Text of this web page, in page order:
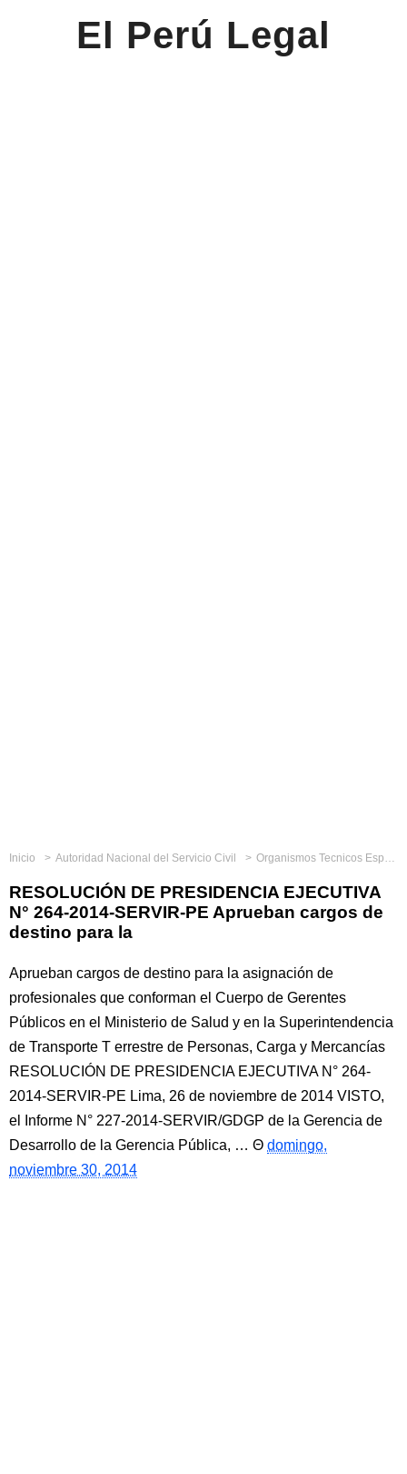
El Perú Legal
Inicio Autoridad Nacional del Servicio Civil Organismos Tecnicos Especializados
RESOLUCIÓN DE PRESIDENCIA EJECUTIVA
N° 264-2014-SERVIR-PE Aprueban cargos de
destino para la
Aprueban cargos de destino para la asignación de
profesionales que conforman el Cuerpo de Gerentes
Públicos en el Ministerio de Salud y en la Superintendencia
de Transporte T errestre de Personas, Carga y Mercancías
RESOLUCIÓN DE PRESIDENCIA EJECUTIVA N° 264-
2014-SERVIR-PE Lima, 26 de noviembre de 2014 VISTO,
el Informe N° 227-2014-SERVIR/GDGP de la Gerencia de
Desarrollo de la Gerencia Pública, …
domingo,
noviembre 30, 2014